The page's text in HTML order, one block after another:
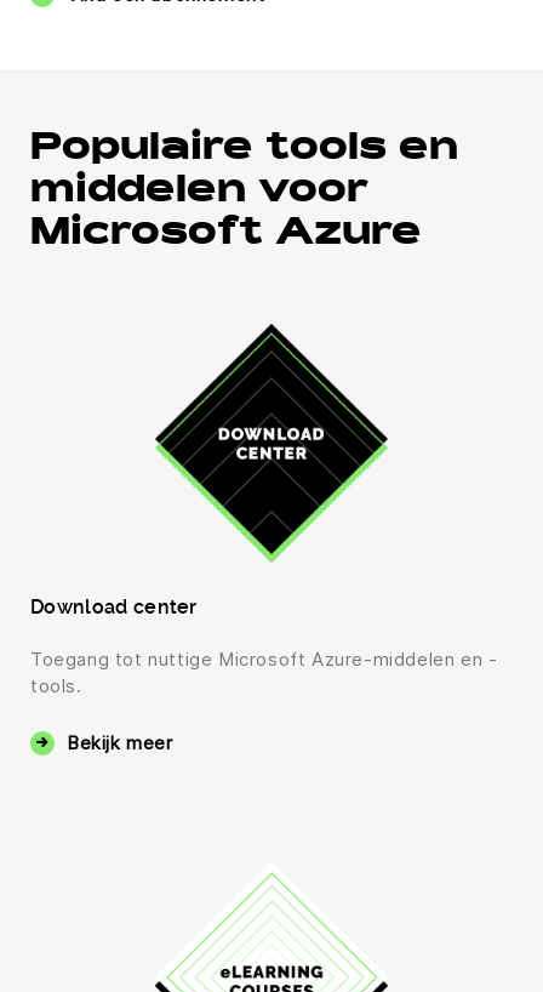
Populaire tools en
middelen voor
Microsoft Azure
Download center
Toegang tot nuttige Microsoft Azure-middelen en -
tools.
Bekijk meer